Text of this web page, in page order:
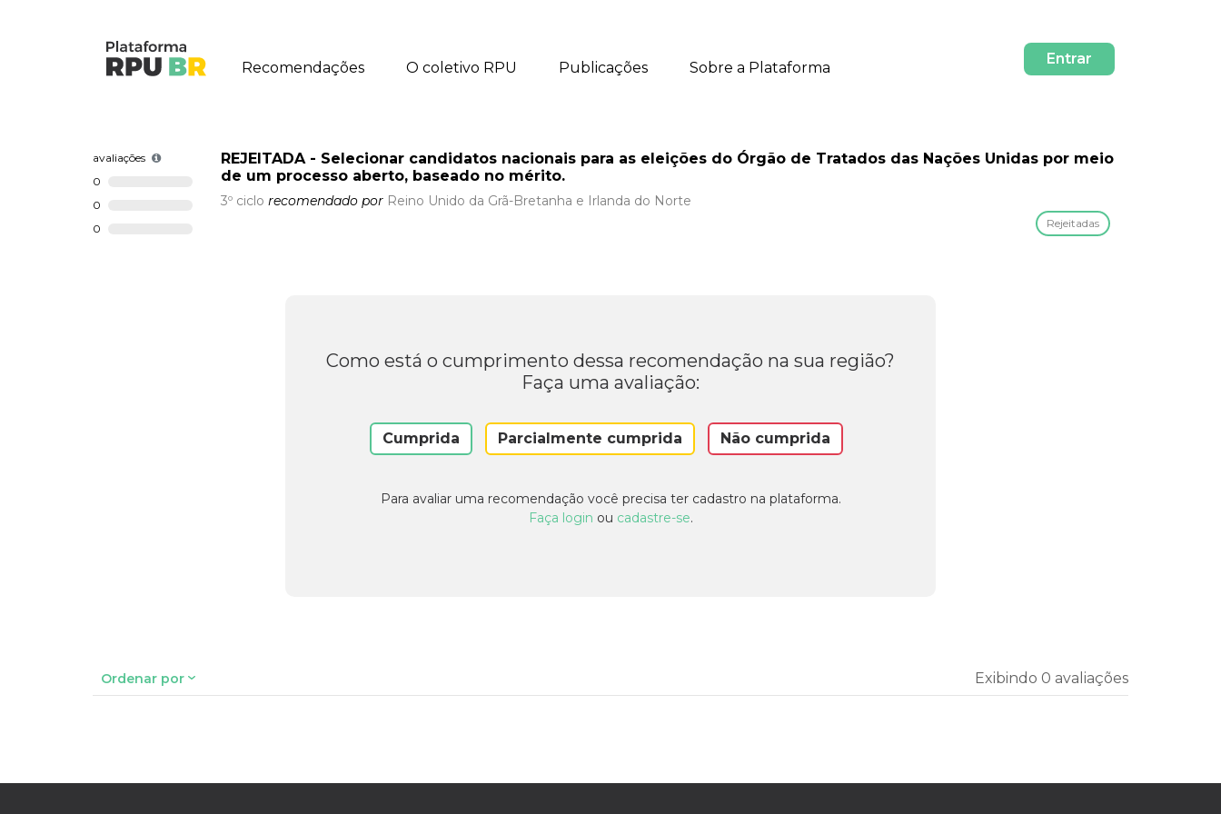
Recomendações O coletivo RPU Publicações Sobre a Plataforma
Entrar
avaliações
0
0
0
REJEITADA - Selecionar candidatos nacionais para as eleições do Órgão de Tratados das Nações Unidas por meio
de um processo aberto, baseado no mérito.
3º ciclo recomendado por Reino Unido da Grã-Bretanha e Irlanda do Norte
Rejeitadas
Como está o cumprimento dessa recomendação na sua região?
Faça uma avaliação:
Cumprida Parcialmente cumprida Não cumprida
Para avaliar uma recomendação você precisa ter cadastro na plataforma.
Faça login ou cadastre-se.
Ordenar por Exibindo 0 avaliações